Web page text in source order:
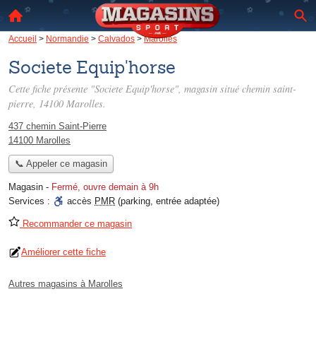
Accueil > Normandie > Calvados >Marolles
Societe Equip'horse
Cette fiche présente "Societe Equip'horse", magasin situé chemin saint-
pierre, 14100 Marolles.
437 chemin Saint-Pierre
14100 Marolles
📞 Appeler ce magasin
Magasin - Fermé, ouvre demain à 9h
Services :
accès PMR (parking, entrée adaptée)
Recommander ce magasin
Améliorer cette fiche
Autres magasins à Marolles